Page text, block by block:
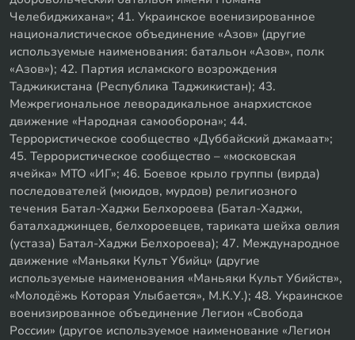
Челебиджихана»; 41. Украинское военизированное
националистическое объединение «Азов» (другие
используемые наименования: батальон «Азов», полк
«Азов»); 42. Партия исламского возрождения
Таджикистана (Республика Таджикистан); 43.
Межрегиональное леворадикальное анархистское
движение «Народная самооборона»; 44.
Террористическое сообщество «Дуббайский джамаат»;
45. Террористическое сообщество – «московская
ячейка» МТО «ИГ»; 46. Боевое крыло группы (вирда)
последователей (мюидов, мурдов) религиозного
течения Батал-Хаджи Белхороева (Батал-Хаджи,
баталхаджинцев, белхороевцев, тариката шейха овлия
(устаза) Батал-Хаджи Белхороева); 47. Международное
движение «Маньяки Культ Убийц» (другие
используемые наименования «Маньяки Культ Убийств»,
«Молодёжь Которая Улыбается», М.К.У.); 48. Украинское
военизированное объединение Легион «Свобода
России» (другое используемое наименование «Легион